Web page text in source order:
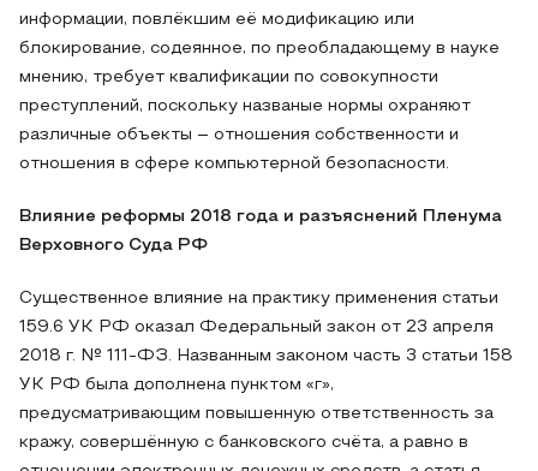
информации, повлёкшим её модификацию или
блокирование, содеянное, по преобладающему в науке
мнению, требует квалификации по совокупности
преступлений, поскольку названые нормы охраняют
различные объекты – отношения собственности и
отношения в сфере компьютерной безопасности.
Влияние реформы 2018 года и разъяснений Пленума
Верховного Суда РФ
Существенное влияние на практику применения статьи
159.6 УК РФ оказал Федеральный закон от 23 апреля
2018 г. № 111-ФЗ. Названным законом часть 3 статьи 158
УК РФ была дополнена пунктом «г»,
предусматривающим повышенную ответственность за
кражу, совершённую с банковского счёта, а равно в